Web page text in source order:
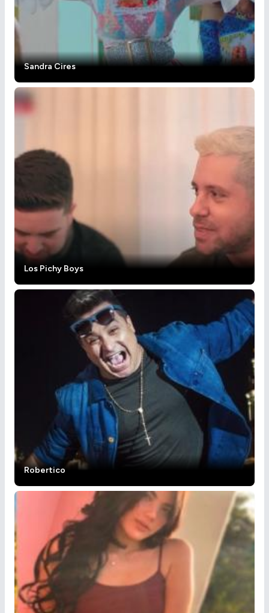
Sandra Cires
Los Pichy Boys
Robertico